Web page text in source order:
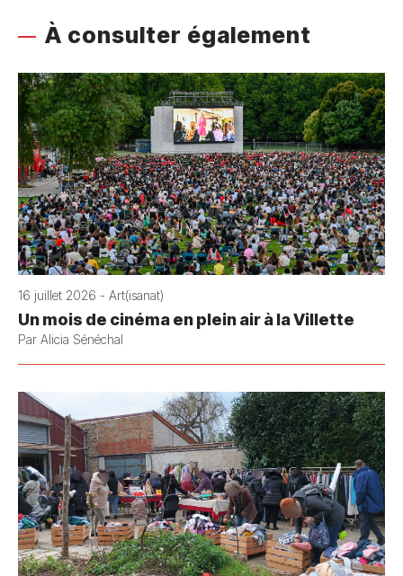
À consulter également
16 juillet 2026 - Art(isanat)
Un mois de cinéma en plein air à la Villette
Par Alicia Sénéchal